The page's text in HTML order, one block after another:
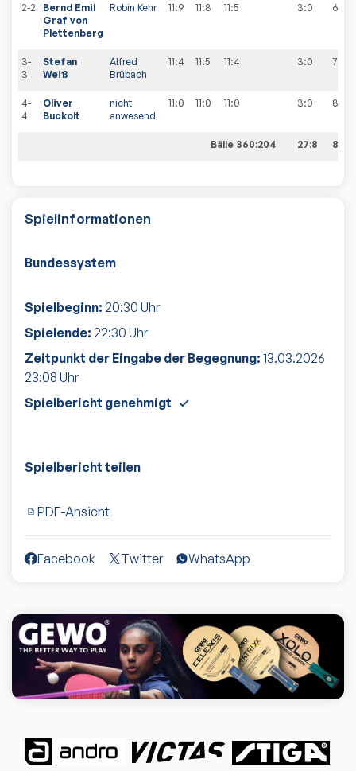
2-2
Bernd Emil
Graf von
Plettenberg
Robin Kehr 11:9 11:8 11:5 3:0 6
3-
3
Stefan
Weiß
Alfred
Brübach
11:4 11:5 11:4 3:0 7
4-
4
Oliver
Buckolt
nicht
anwesend
11:0 11:0 11:0 3:0 8
Bälle 360:204 27:8 8:2
Spielinformationen
Bundessystem
Spielbeginn: 20:30 Uhr
Spielende: 22:30 Uhr
Zeitpunkt der Eingabe der Begegnung: 13.03.2026
23:08 Uhr
Spielbericht genehmigt
Spielbericht teilen
PDF-Ansicht
Facebook Twitter WhatsApp